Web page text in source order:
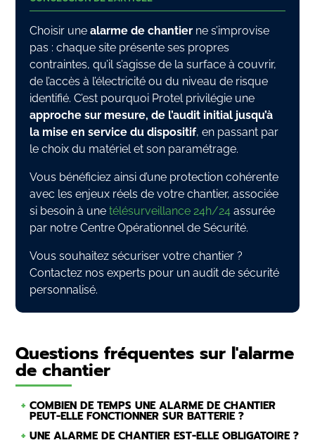
Choisir unealarme de chantier ne s’improvise
pas : chaque site présente ses propres
contraintes, qu’il s’agisse de la surface à couvrir,
de l’accès à l’électricité ou du niveau de risque
identifié. C’est pourquoi Protel privilégie une
approche sur mesure, de l’audit initial jusqu’à
la mise en service du dispositif, en passant par
le choix du matériel et son paramétrage.
Vous bénéficiez ainsi d’une protection cohérente
avec les enjeux réels de votre chantier, associée
si besoin à unetélésurveillance 24h/24 assurée
par notre Centre Opérationnel de Sécurité.
Vous souhaitez sécuriser votre chantier ?
Contactez nos experts pour un audit de sécurité
personnalisé.
Questions fréquentes sur l'alarme
de chantier
COMBIEN DE TEMPS UNE ALARME DE CHANTIER
PEUT-ELLE FONCTIONNER SUR BATTERIE ?
UNE ALARME DE CHANTIER EST-ELLE OBLIGATOIRE ?